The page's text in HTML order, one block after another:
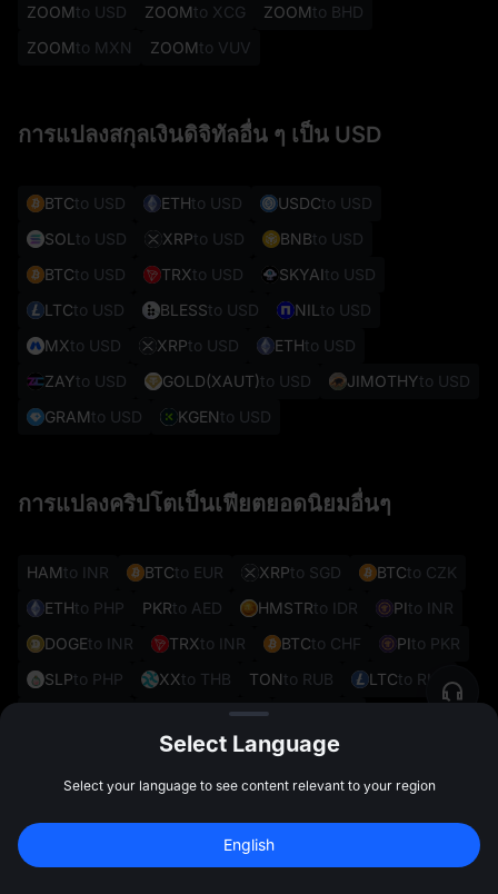
ZOOMto USD ZOOMto XCG ZOOMto BHD
ZOOMto MXN ZOOMto VUV
การแปลงสกุลเงินดิจิทัลอื่น ๆ เป็น USD
BTCto USD ETHto USD USDCto USD
SOLto USD XRPto USD BNBto USD
BTCto USD TRXto USD SKYAIto USD
LTCto USD BLESSto USD NILto USD
MXto USD XRPto USD ETHto USD
ZAYto USD GOLD(XAUT)to USD JIMOTHYto USD
GRAMto USD KGENto USD
การแปลงคริปโตเป็นเฟียตยอดนิยมอื่นๆ
HAMto INR BTCto EUR XRPto SGD BTCto CZK
ETHto PHP PKRto AED HMSTRto IDR PIto INR
DOGEto INR TRXto INR BTCto CHF PIto PKR
SLPto PHP XXto THB TONto RUB LTCto RUB
to PHP
สำรวจหุ้นยอดนิยมของสหรัฐฯ
10,000 USDT
สมัคร
Select Language
Select your language to see content relevant to your region
English